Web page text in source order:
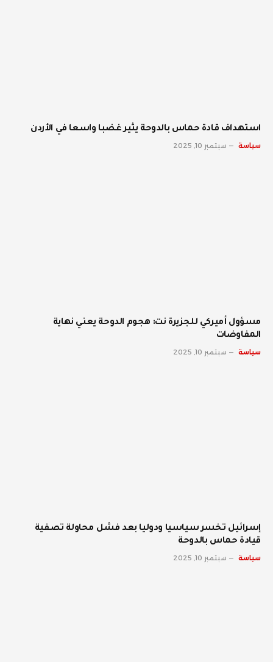
استهداف قادة حماس بالدوحة يثير غضبا واسعا في الأردن
سياسة سبتمبر 10, 2025
مسؤول أميركي للجزيرة نت: هجوم الدوحة يعني نهاية
المفاوضات
سياسة سبتمبر 10, 2025
إسرائيل تخسر سياسيا ودوليا بعد فشل محاولة تصفية
قيادة حماس بالدوحة
سياسة سبتمبر 10, 2025